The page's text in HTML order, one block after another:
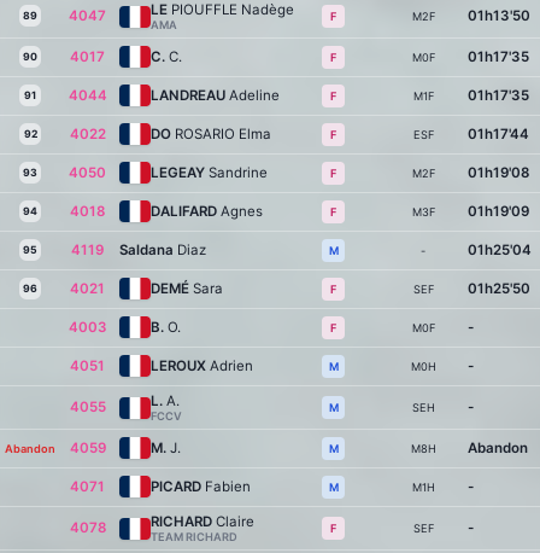
89 4047 LE PIOUFFLE Nadège
AMA
F M2F 01h13'50
90 4017 C. C. F M0F 01h17'35
91 4044 LANDREAU Adeline F M1F 01h17'35
92 4022 DO ROSARIO Elma F ESF 01h17'44
93 4050 LEGEAY Sandrine F M2F 01h19'08
94 4018 DALIFARD Agnes F M3F 01h19'09
95 4119 Saldana Diaz M - 01h25'04
96 4021 DEMÉ Sara F SEF 01h25'50
4003 B. O. F M0F -
4051 LEROUX Adrien M M0H -
4055 L. A.
FCCV
M SEH -
Abandon 4059 M. J. M M8H Abandon
4071 PICARD Fabien M M1H -
4078 RICHARD Claire
TEAM RICHARD
F SEF -